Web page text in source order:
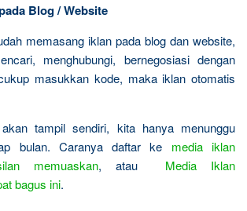
Blog / Website
memasang iklan pada blog dan website,
menghubungi, bernegosiasi dengan
masukkan kode, maka iklan otomatis
tampil sendiri, kita hanya menunggu
bulan. Caranya daftar ke media iklan
memuaskan, atau Media Iklan
bagus ini.